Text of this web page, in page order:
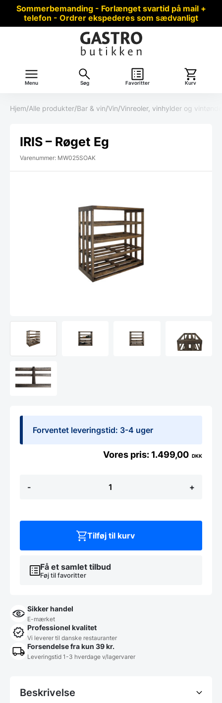
Sommerbemanding - Forlænget svartid på mail +
telefon - Ordrer ekspederes som sædvanligt
Menu Søg Favoritter Kurv
Hjem/Alle produkter/Bar & vin/Vin/Vinreoler, vinhylder og
IRIS – Røget Eg
Varenummer: MW025SOAK
Forventet leveringstid: 3-4 uger
- +
1.499,00 DKK
Få et samlet tilbud
Føj til favoritter
Tilføj til kurv
Sikker handel
E-mærket
Professionel kvalitet
Vi leverer til danske restauranter
Forsendelse fra kun 39 kr.
Leveringstid 1-3 hverdage v/lagervarer
Beskrivelse